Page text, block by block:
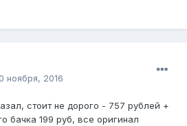
ноября, 2016
стоит не дорого - 757 рублей +
бачка 199 руб, все оригинал